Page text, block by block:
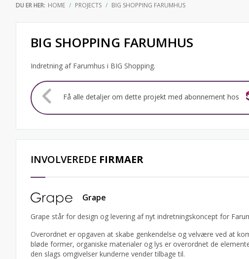
DU ER HER: HOME PROJECTS BIG SHOPPING FARUMHUS
BIG SHOPPING FARUMHUS
Indretning af Farumhus i BIG Shopping.
Få alle detaljer om dette projekt med abonnement hos
INVOLVEREDE FIRMAER
Grape
Grape står for design og levering af nyt indretningskoncept for
Overordnet er opgaven at skabe genkendelse og velvære ved at
bløde former, organiske materialer og lys er overordnet de
den slags omgivelser kunderne vender tilbage til.